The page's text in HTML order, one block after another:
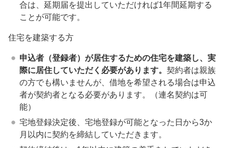
合は、延期届を提出していただければ1年間延期する
ことが可能です。
住宅を建築する方
申込者（登録者）が居住するための住宅を建築し、実
際に居住していただく必要があります。 契約者は親族
の方でも構いませんが、借地を希望される場合は申込
者が契約者となる必要があります。（連名契約は可
能）
宅地登録決定後、宅地登録が可能となった日から3か
月以内に契約を締結していただきます。